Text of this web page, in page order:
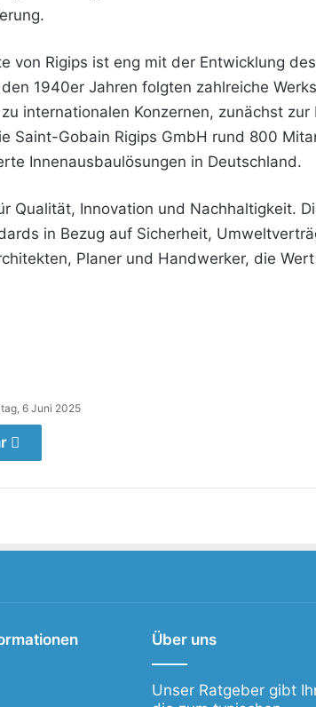
von Rigips ist eng mit der Entwicklung
1940er Jahren folgten zahlreiche
internationalen Konzernen, zunächst
Saint-Gobain Rigips GmbH rund 800
Innenausbaulösungen in Deutschland.
Qualität, Innovation und Nachhaltigkeit.
in Bezug auf Sicherheit,
Planer und Handwerker, die
6 Juni 2025
Über uns
Unser Ratgeber gibt